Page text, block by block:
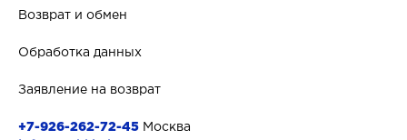
Возврат и обмен
Обработка данных
Заявление на возврат
+7-926-262-72-45 Москва